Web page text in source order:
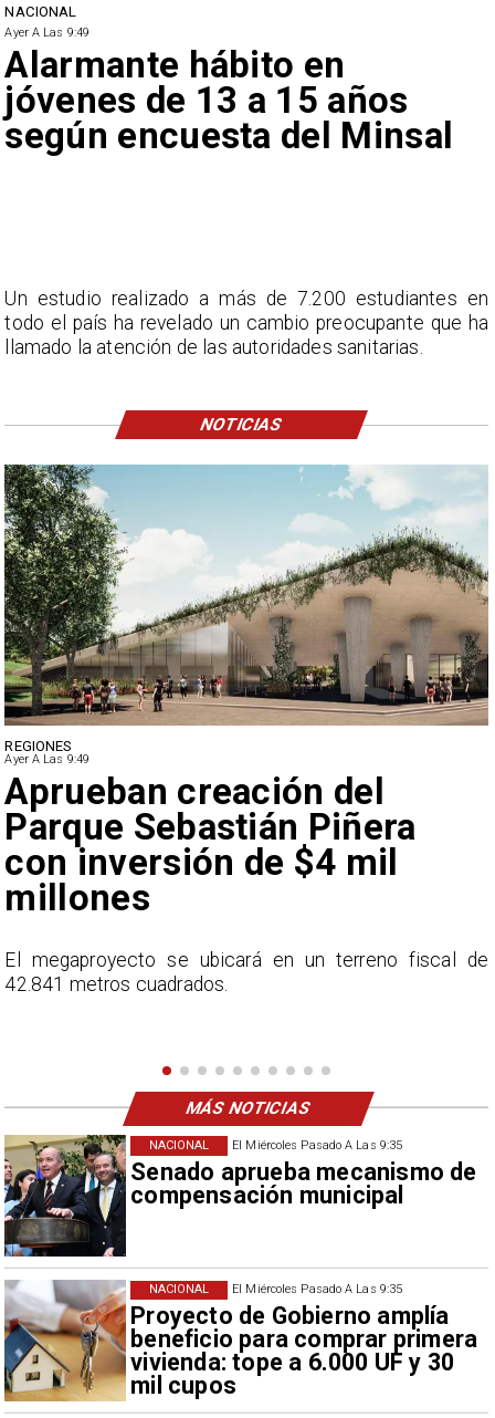
El Miércoles Pasado A Las 9:35
Senado aprueba mecanismo de
compensación municipal
NACIONAL
El Miércoles Pasado A Las 9:35
Proyecto de Gobierno amplía
beneficio para comprar primera
vivienda: tope a 6.000 UF y 30
mil cupos
NACIONAL
DEPORTES
Ayer A Las 9:49
Claudio Bravo baja la
euforia sobre fichaje de
Vozinha
En el programa ESPN F90 Chile, Claudio Bravo ofrece
una visión más moderada sobre las expectativas del
NACIONAL
Ayer A Las 9:49
Alarmante hábito en
jóvenes de 13 a 15 años
según encuesta del Minsal
Un estudio realizado a más de 7.200 estudiantes en
todo el país ha revelado un cambio preocupante que ha
llamado la atención de las autoridades sanitarias.
NOTICIAS
MÁS NOTICIAS